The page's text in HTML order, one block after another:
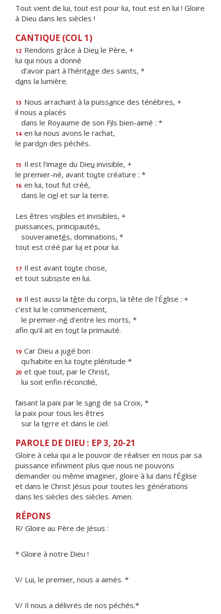
Tout vient de lui, tout est pour lui, tout est en lui ! Gloire
à Dieu dans les siècles !
CANTIQUE (COL 1)
12 Rendons grâce à Dieu le Père, +
lui qui nous a donné
d'avoir part à l'héritage des saints, *
dans la lumière.
13 Nous arrachant à la puissance des ténèbres, +
il nous a placés
dans le Royaume de son Fils bien-aimé : *
14 en lui nous avons le rachat,
le pardon des péchés.
15 Il est l'image du Dieu invisible, +
le premier-né, avant toute créature : *
16 en lui, tout fut créé,
dans le ciel et sur la terre.
Les êtres visibles et invisibles, +
puissances, principautés,
souverainetés, dominations, *
tout est créé par lui et pour lui.
17 Il est avant toute chose,
et tout subsiste en lui.
18 Il est aussi la tête du corps, la tête de l'Église : +
c'est lui le commencement,
le premier-né d'entre les morts, *
afin qu'il ait en tout la primauté.
19 Car Dieu a jugé bon
qu'habite en lui toute plénitude *
20 et que tout, par le Christ,
lui soit enfn réconcilié,
faisant la paix par le sang de sa Croix, *
la paix pour tous les êtres
sur la terre et dans le ciel.
PAROLE DE DIEU : EP 3, 20-21
Gloire à celui qui a le pouvoir de réaliser en nous par sa
puissance infiniment plus que nous ne pouvons
demander ou même imaginer, gloire à lui dans l’Église
et dans le Christ Jésus pour toutes les générations
dans les siècles des siècles. Amen.
RÉPONS
R/ Gloire au Père de Jésus :
* Gloire à notre Dieu !
V/ Lui, le premier, nous a aimés. *
V/ Il nous a délivrés de nos péchés.*